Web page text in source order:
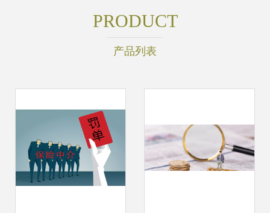
PRODUCT
产品列表